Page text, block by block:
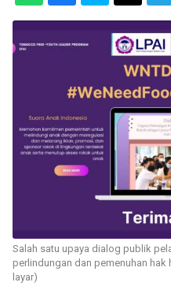
Salah satu upaya dialog publik
perlindungan dan pemenuhan hak
layar)